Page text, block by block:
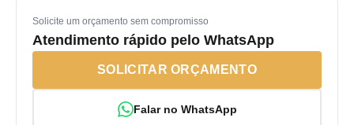
Solicite um orçamento sem compromisso
Atendimento rápido pelo WhatsApp
SOLICITAR ORÇAMENTO
Falar no WhatsApp